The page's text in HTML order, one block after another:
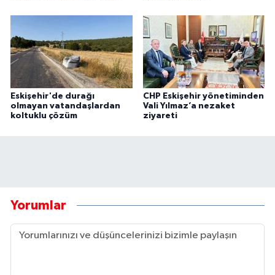
Eskişehir'de durağı
olmayan vatandaşlardan
koltuklu çözüm
CHP Eskişehir yönetiminden
Vali Yılmaz’a nezaket
ziyareti
Yorumlar